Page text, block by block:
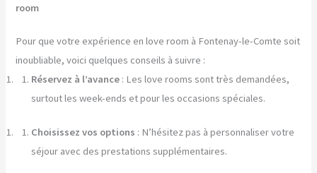
room
Pour que votre expérience en love room à Fontenay-le-Comte soit
inoubliable, voici quelques conseils à suivre :
Réservez à l’avance : Les love rooms sont très demandées,
surtout les week-ends et pour les occasions spéciales.
Choisissez vos options : N’hésitez pas à personnaliser votre
séjour avec des prestations supplémentaires.